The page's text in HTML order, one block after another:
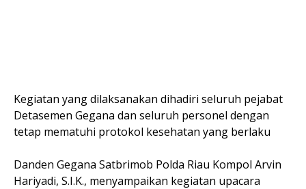
Kegiatan yang dilaksanakan dihadiri seluruh pejabat
Detasemen Gegana dan seluruh personel dengan
tetap mematuhi protokol kesehatan yang berlaku
Danden Gegana Satbrimob Polda Riau Kompol Arvin
Hariyadi, S.I.K., menyampaikan kegiatan upacara